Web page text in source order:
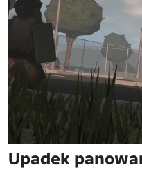
Upadek